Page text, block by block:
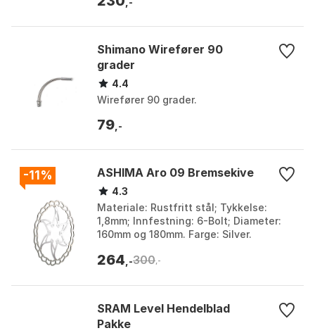
Shimano Wirefører 90
grader
4.4
Wirefører 90 grader.
79 ,-
-11% ASHIMA Aro 09 Bremsekive
4.3
Materiale: Rustfritt stål; Tykkelse:
1,8mm; Innfestning: 6-Bolt; Diameter:
160mm og 180mm. Farge: Silver.
264 ,-300,-
SRAM Level Hendelblad
Pakke